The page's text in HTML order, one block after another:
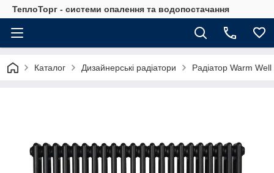
ТеплоТорг - системи опалення та водопостачання
Каталог Дизайнерські радіатори Радіатор Warm